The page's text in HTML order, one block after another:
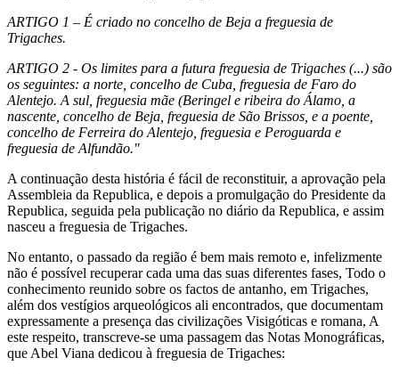
ARTIGO 1 – É criado no concelho de Beja a freguesia de
Trigaches.
ARTIGO 2 - Os limites para a futura freguesia de Trigaches (...) são
os seguintes: a norte, concelho de Cuba, freguesia de Faro do
Alentejo. A sul, freguesia mãe (Beringel e ribeira do Álamo, a
nascente, concelho de Beja, freguesia de São Brissos, e a poente,
concelho de Ferreira do Alentejo, freguesia e Peroguarda e
freguesia de Alfundão."
A continuação desta história é fácil de reconstituir, a aprovação pela
Assembleia da Republica, e depois a promulgação do Presidente da
Republica, seguida pela publicação no diário da Republica, e assim
nasceu a freguesia de Trigaches.
No entanto, o passado da região é bem mais remoto e, infelizmente
não é possível recuperar cada uma das suas diferentes fases, Todo o
conhecimento reunido sobre os factos de antanho, em Trigaches,
além dos vestígios arqueológicos ali encontrados, que documentam
expressamente a presença das civilizações Visigóticas e romana, A
este respeito, transcreve-se uma passagem das Notas Monográficas,
que Abel Viana dedicou à freguesia de Trigaches: